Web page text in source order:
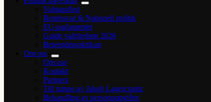
Valmanifest
Remissvar & Nationell politik
EU-parlamentet
Guide valrörelsen 2026
Beteendepraktikan
Om oss
Om oss
Kontakt
Partners
Till minne av Jakob Lagercrantz
Behandling av personuppgifter